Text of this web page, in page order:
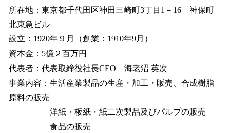
所在地：東京都千代田区神田三崎町3丁目1－16 神保町
北東急ビル
設立：1920年９月（創業：1910年9月）
資本金：5億２百万円
代表者：代表取締役社長CEO 海老沼 英次
事業内容：生活産業製品の生産・加工・販売、合成樹脂
原料の販売
洋紙・板紙・紙二次製品及びパルプの販売
食品の販売